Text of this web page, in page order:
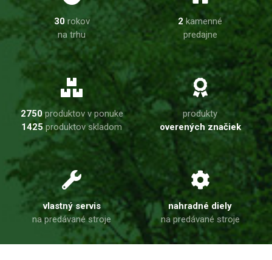
30rokov
na trhu
2 kamenné
predajne
2750produktov v ponuke
1425produktov skladom
produkty
overených značiek
vlastný servis
na predávané stroje
nahradné diely
na predávané stroje